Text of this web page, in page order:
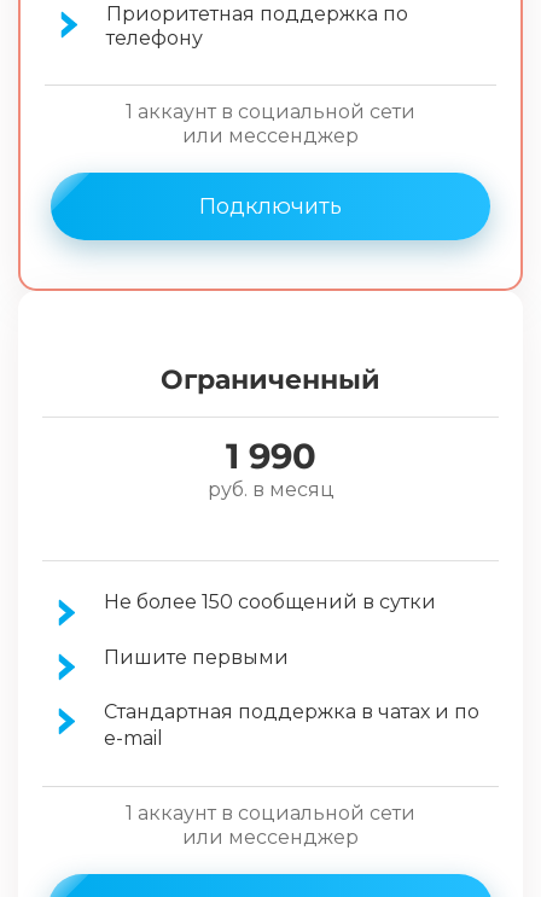
Приоритетная поддержка по
телефону
1 аккаунт в социальной сети
или мессенджер
Подключить
Ограниченный
1 990
руб. в месяц
Не более 150 сообщений в сутки
Пишите первыми
Стандартная поддержка в чатах и по
e-mail
1 аккаунт в социальной сети
или мессенджер